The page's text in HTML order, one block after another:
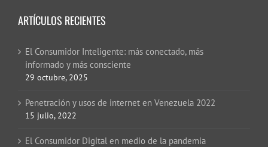
ARTÍCULOS RECIENTES
El Consumidor Inteligente: más conectado, más
informado y más consciente
29 octubre, 2025
Penetración y usos de internet en Venezuela 2022
15 julio, 2022
El Consumidor Digital en medio de la pandemia